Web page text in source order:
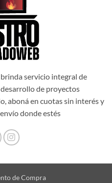
servicio integral de
de proyectos
aboná en cuotas sin interés y
donde estés
de Compra